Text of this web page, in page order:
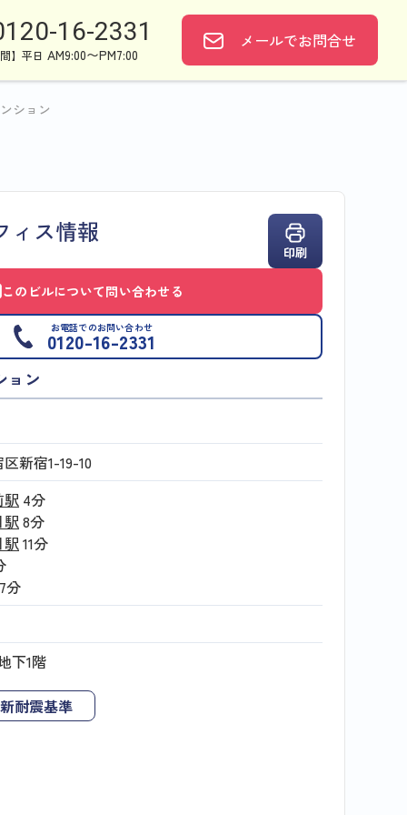
16-2331
】平日 AM9:00〜PM7:00
メールでお問合せ
ション
ィス情報
印刷
このビルについて問い合わせる
お電話でのお問い合わせ
0120-16-2331
ョン
新宿1-19-10
駅 4分
駅8分
駅11分
分
下1階
新耐震基準